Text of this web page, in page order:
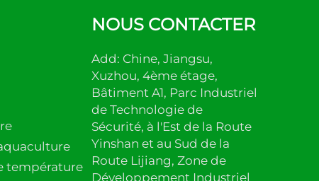
température
NOUS CONTACTER
Add: Chine, Jiangsu,
Xuzhou, 4ème étage,
Bâtiment A1, Parc Industriel
de Technologie de
Sécurité, à l'Est de la Route
Yinshan et au Sud de la
Route Lijiang, Zone de
Développement Industriel